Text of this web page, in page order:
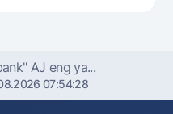
AJ eng ya...
07:54:28